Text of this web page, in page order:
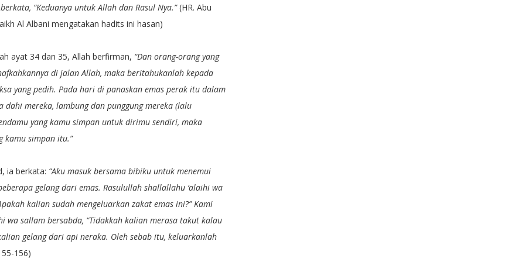
“Keduanya untuk Allah dan Rasul Nya.”(HR. Abu
Al Albani mengatakan hadits ini hasan)
ayat 34 dan 35, Allah berfirman, “Dan orang-orang yang
di jalan Allah, maka beritahukanlah kepada
yang pedih. Pada hari di panaskan emas perak itu dalam
mereka, lambung dan punggung mereka (lalu
yang kamu simpan untuk dirimu sendiri, maka
kamu simpan itu.”
ia berkata: “Aku masuk bersama bibiku untuk menemui
gelang dari emas. Rasulullah shallallahu ‘alaihi wa
kalian sudah mengeluarkan zakat emas ini?” Kami
wa sallam bersabda, “Tidakkah kalian merasa takut kalau
gelang dari api neraka. Oleh sebab itu, keluarkanlah
156)